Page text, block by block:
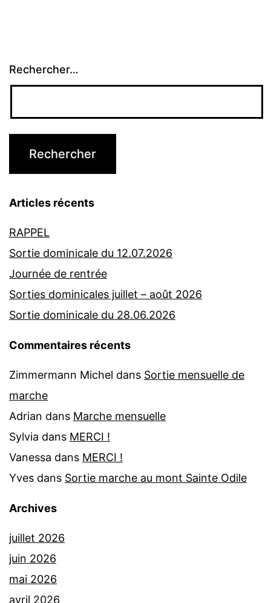
Rechercher…
Articles récents
RAPPEL
Sortie dominicale du 12.07.2026
Journée de rentrée
Sorties dominicales juillet – août 2026
Sortie dominicale du 28.06.2026
Commentaires récents
Zimmermann Michel dans Sortie mensuelle de
marche
Adrian dans Marche mensuelle
Sylvia dans MERCI !
Vanessa dans MERCI !
Yves dans Sortie marche au mont Sainte Odile
Archives
juillet 2026
juin 2026
mai 2026
avril 2026